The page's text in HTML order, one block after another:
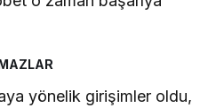
yönelik girişimler oldu,